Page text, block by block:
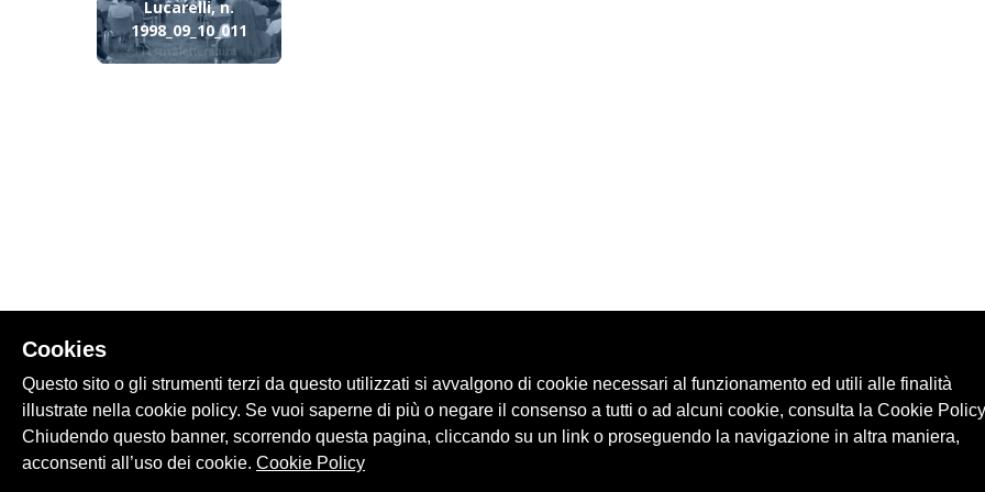
Lucarelli, n.
1998_09_10_011
Cookies
Questo sito o gli strumenti terzi da questo utilizzati si avvalgono di cookie necessari al funzionamento ed utili alle finalità
illustrate nella cookie policy. Se vuoi saperne di più o negare il consenso a tutti o ad alcuni cookie, consulta la Cookie
Chiudendo questo banner, scorrendo questa pagina, cliccando su un link o proseguendo la navigazione in altra maniera,
acconsenti all’uso dei cookie. Cookie Policy